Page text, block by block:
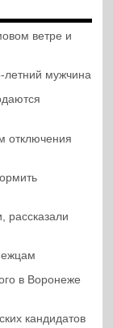
ветре и
летний мужчина
отключения
рассказали
в Воронеже
кандидатов